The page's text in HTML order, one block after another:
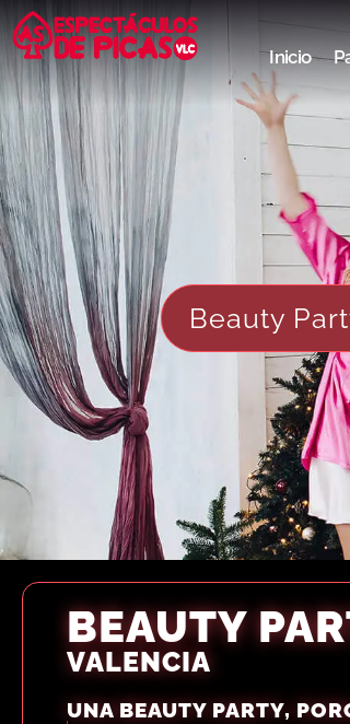
Inicio
Beauty
BEAUTY
VALENCIA
UNA BEAUTY PARTY,